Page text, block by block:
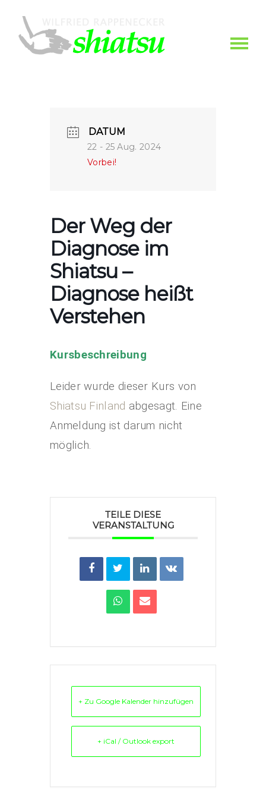
DATUM
22 - 25 Aug. 2024
Vorbei!
Der Weg der
Diagnose im
Shiatsu –
Diagnose heißt
Verstehen
Kursbeschreibung
Leider wurde dieser Kurs von
Shiatsu Finland abgesagt. Eine
Anmeldung ist darum nicht
möglich.
TEILE DIESE
VERANSTALTUNG
+ Zu Google Kalender hinzufügen
+ iCal / Outlook export